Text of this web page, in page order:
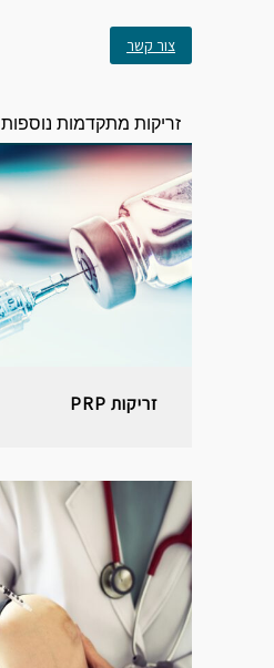
צור קשר
זריקות מתקדמות נוספות
זריקות PRP